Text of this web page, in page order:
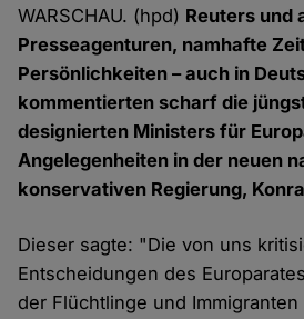
WARSCHAU. (hpd) Reuters und
Presseagenturen, namhafte
Persönlichkeiten – auch in
kommentierten scharf die
designierten Ministers für
Angelegenheiten in der neuen
konservativen Regierung,
Dieser sagte: "Die von uns
Entscheidungen des
der Flüchtlinge und Immigranten